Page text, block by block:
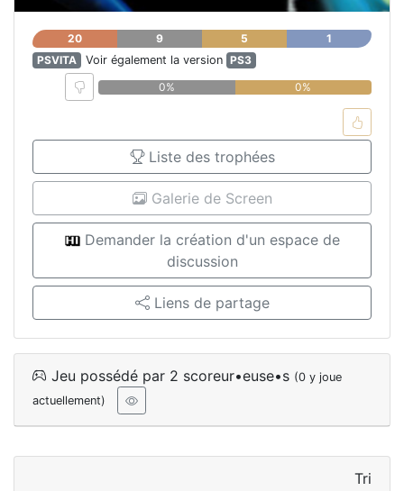
20 9 5
1
PSVITA
Voir également la version PS3
0%
0%
Liste des trophées
Galerie de Screen
Demander la création d'un espace de
discussion
Liens de partage
Jeu possédé par 2 scoreur•euse•s (0 y joue
actuellement)
Tri